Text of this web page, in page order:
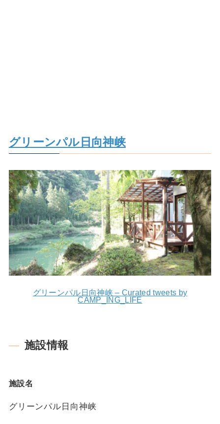
グリーンパル日向神峡
グリーンパル日向神峡 – Curated tweets by
CAMP_ING_LIFE
施設情報
施設名
グリーンパル日向神峡